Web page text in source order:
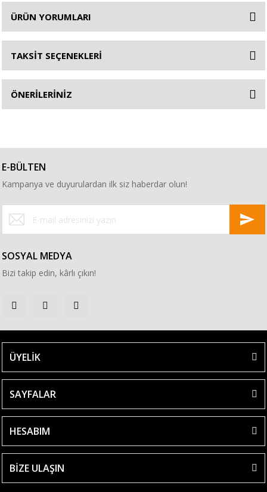
ÜRÜN YORUMLARI
TAKSİT SEÇENEKLERİ
ÖNERİLERİNİZ
E-BÜLTEN
Kampanya ve duyurulardan ilk siz haberdar olun!
SOSYAL MEDYA
Bizi takip edin, kârlı çıkın!
ÜYELİK
SAYFALAR
HESABIM
BİZE ULAŞIN